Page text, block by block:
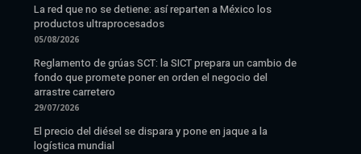
La red que no se detiene: así reparten a México los
productos ultraprocesados
05/08/2026
Reglamento de grúas SCT: la SICT prepara un cambio de
fondo que promete poner en orden el negocio del
arrastre carretero
29/07/2026
El precio del diésel se dispara y pone en jaque a la
logística mundial